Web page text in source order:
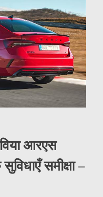
आरएस
समीक्षा –